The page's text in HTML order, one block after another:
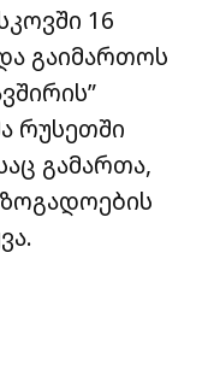
16
გაიმართოს
რუსეთში
გამართა,